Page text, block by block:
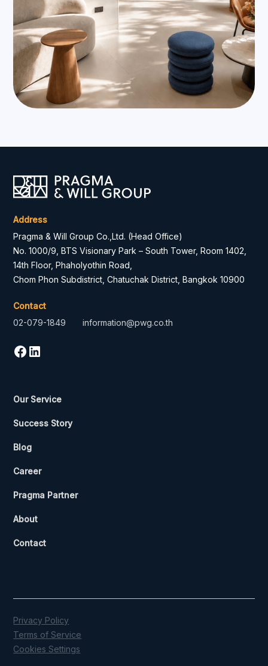
Address
Pragma & Will Group Co.,Ltd. (Head Office)
No. 1000/9, BTS Visionary Park – South Tower, Room 1402,
14th Floor, Phaholyothin Road,
Chom Phon Subdistrict, Chatuchak District, Bangkok 10900
Contact
02-079-1849information@pwg.co.th
Our Service
Success Story
Blog
Career
Pragma Partner
About
Contact
Privacy Policy
Terms of Service
Cookies Settings